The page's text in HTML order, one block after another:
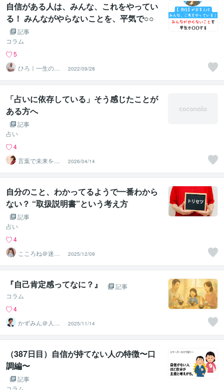
自信がある人は、みんな、これをやってい
る！ みんながやらないことを、平気で○○
する記事
コラム
5
ひろ｜一生の自
信を育てる心理
学の専門家
2022/09/28
「占いに依存している」そう感じたことが
ある方へ
記事
占い
4
言葉で未来を育
てる【春風】
2026/04/14
自分のこと、わかってるようで一番わから
ない？ “取扱説明書”という考え方
記事
占い
4
こころね＠迷い
を整理し導く占
い師
2025/12/09
『自己肯定感ってなに？』
記事
コラム
4
かずみん＠人生
のモヤモヤ解消
アドバイザー
2025/11/14
（387日目）自信が持てない人の特徴〜口
調編〜
記事
コラム